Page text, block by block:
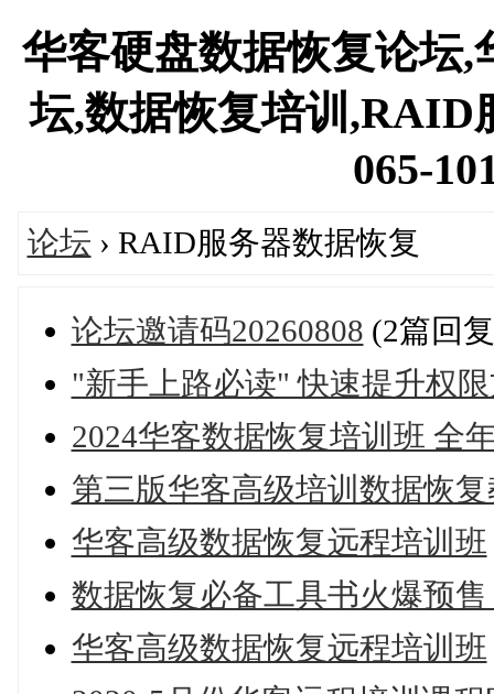
华客硬盘数据恢复论坛
坛,数据恢复培训,RAID
065-
论坛 › RAID服务器数据恢复
论坛邀请码20260808 (2篇回
"新手上路必读" 快速提升权
2024华客数据恢复培训班 全
第三版华客高级培训数据恢
华客高级数据恢复远程培训班
数据恢复必备工具书火爆预
华客高级数据恢复远程培训班